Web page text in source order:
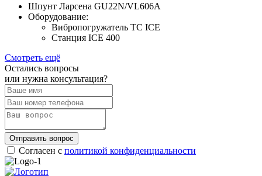
Шпунт Ларсена GU22N/VL606A
Оборудование:
Вибропогружатель TC ICE
Станция ICE 400
Смотреть ещё
Остались вопросы
или нужна консультация?
Отправить вопрос
Согласен с политикой конфиденциальности